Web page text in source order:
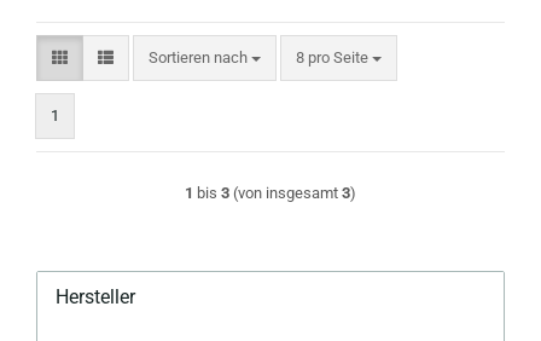
Sortieren nach
Sortieren nach 8 pro Seite
pro Seite
1
1 bis 3 (von insgesamt 3)
Hersteller